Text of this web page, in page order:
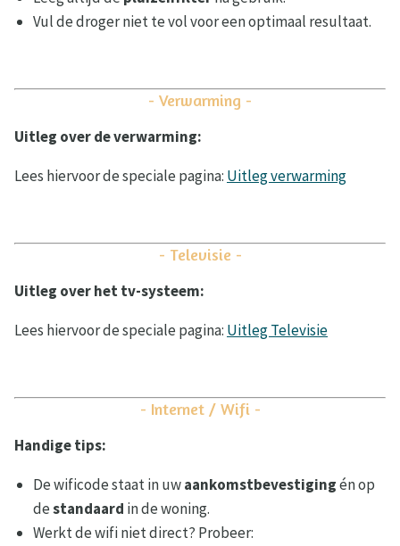
Vul de droger niet te vol voor een optimaal resultaat.
- Verwarming -
Uitleg over de verwarming:
Lees hiervoor de speciale pagina: Uitleg verwarming
- Televisie -
Uitleg over het tv-systeem:
Lees hiervoor de speciale pagina: Uitleg Televisie
- Internet / Wifi -
Handige tips:
De wificode staat in uwaankomstbevestigingén op
destandaard in de woning.
Werkt de wifi niet direct? Probeer: